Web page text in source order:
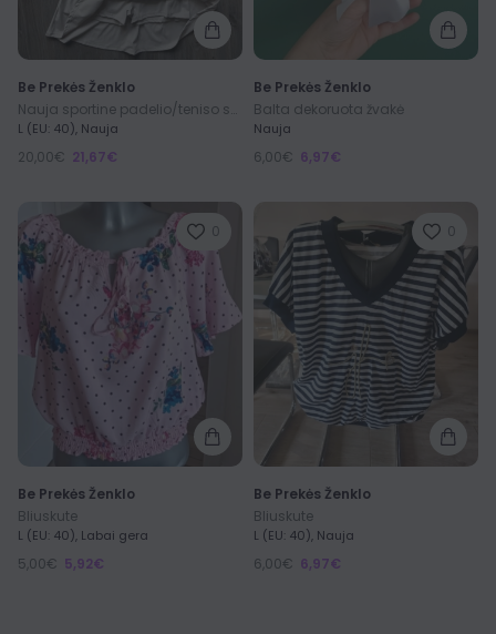
Be Prekės Ženklo
L (EU: 40), Nauja
20,00€ 21,67€
Be Prekės Ženklo
Balta dekoruota žvakė
Nauja
6,00€ 6,97€
0
Be Prekės Ženklo
Bliuskute
L (EU: 40), Labai gera
5,00€ 5,92€
0
Be Prekės Ženklo
Bliuskute
L (EU: 40), Nauja
6,00€ 6,97€